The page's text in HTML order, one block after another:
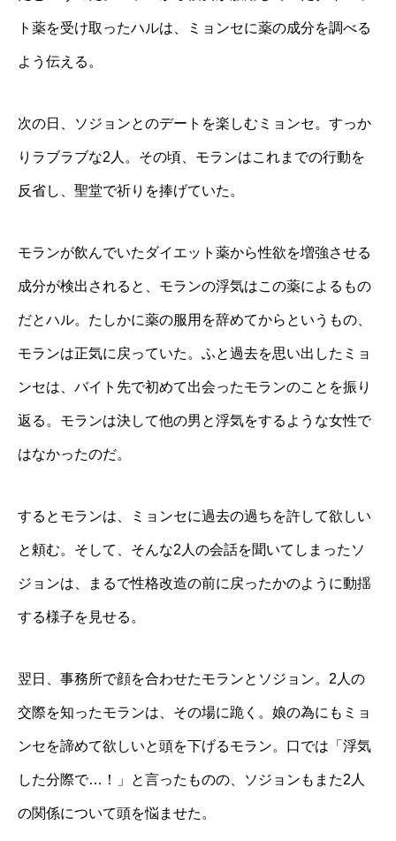
ト薬を受け取ったハルは、ミョンセに薬の成分を調べる
よう伝える。
次の日、ソジョンとのデートを楽しむミョンセ。すっか
りラブラブな2人。その頃、モランはこれまでの行動を
反省し、聖堂で祈りを捧げていた。
モランが飲んでいたダイエット薬から性欲を増強させる
成分が検出されると、モランの浮気はこの薬によるもの
だとハル。たしかに薬の服用を辞めてからというもの、
モランは正気に戻っていた。ふと過去を思い出したミョ
ンセは、バイト先で初めて出会ったモランのことを振り
返る。モランは決して他の男と浮気をするような女性で
はなかったのだ。
するとモランは、ミョンセに過去の過ちを許して欲しい
と頼む。そして、そんな2人の会話を聞いてしまったソ
ジョンは、まるで性格改造の前に戻ったかのように動揺
する様子を見せる。
翌日、事務所で顔を合わせたモランとソジョン。2人の
交際を知ったモランは、その場に跪く。娘の為にもミョ
ンセを諦めて欲しいと頭を下げるモラン。口では「浮気
した分際で…！」と言ったものの、ソジョンもまた2人
の関係について頭を悩ませた。